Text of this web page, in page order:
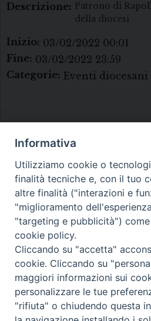
Descrizione: Patrono di
della diocesi
Inizio: 03/02/2022 00:01
Fine: 03/02/2022 23:59
Categorie: Eventi diocesani
Diocesi di Melfi
• Largo Duomo, 12 - 85025
Tel.
Informativa
Utilizziamo cookie o
finalità tecniche e, con il tuo
altre finalità ("interazioni e
"miglioramento
"targeting e pubblicità")
cookie policy.
Cliccando su "accetta"
cookie. Cliccando su
maggiori informazioni sui
personalizzare le tue
"rifiuta" o chiudendo questa